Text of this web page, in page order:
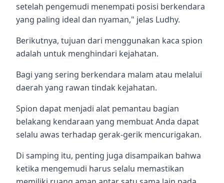
setelah pengemudi menempati posisi berkendara
yang paling ideal dan nyaman," jelas Ludhy.
Berikutnya, tujuan dari menggunakan kaca spion
adalah untuk menghindari kejahatan.
Bagi yang sering berkendara malam atau melalui
daerah yang rawan tindak kejahatan.
Spion dapat menjadi alat pemantau bagian
belakang kendaraan yang membuat Anda dapat
selalu awas terhadap gerak-gerik mencurigakan.
Di samping itu, penting juga disampaikan bahwa
ketika mengemudi harus selalu memastikan